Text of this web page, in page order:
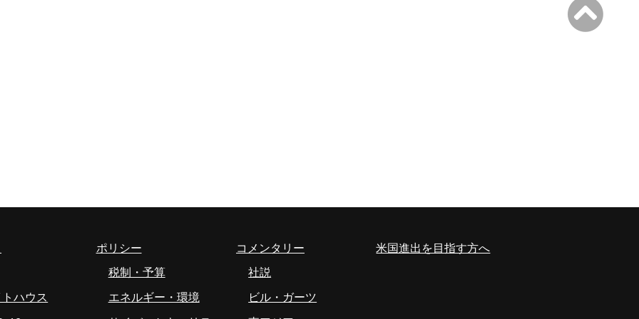
ハウス
ポリシー
税制・予算
エネルギー・環境
コメンタリー
社説
ビル・ガーツ
米国進出を目指す方へ